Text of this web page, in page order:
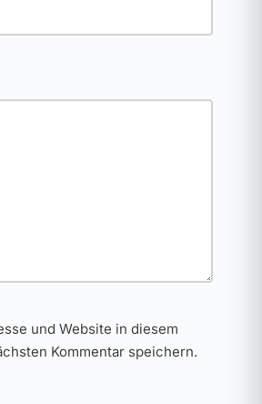
und Website in diesem
Kommentar speichern.